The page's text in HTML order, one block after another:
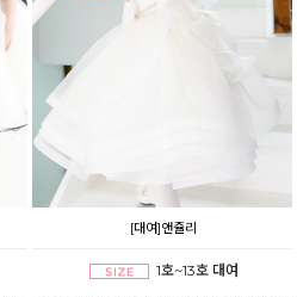
[대여]앤쥴리
1호~13호 대여